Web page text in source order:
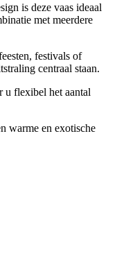
is deze vaas ideaal
met meerdere
festivals of
centraal staan.
u flexibel het aantal
warme en exotische